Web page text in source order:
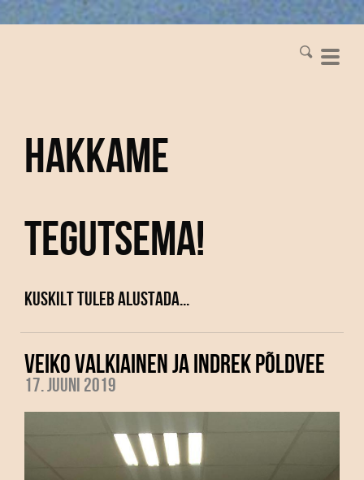
Hakkame
tegutsema!
Kuskilt tuleb alustada...
VEIKO VALKIAINEN JA INDREK PÕLDVEE
17. juuni 2019